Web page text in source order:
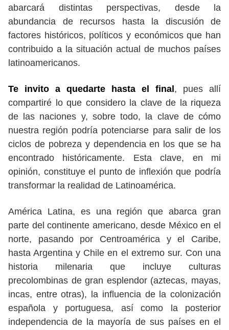
abarcará distintas perspectivas, desde la
abundancia de recursos hasta la discusión de
factores históricos, políticos y económicos que han
contribuido a la situación actual de muchos países
latinoamericanos.
Te invito a quedarte hasta el final , pues allí
compartiré lo que considero la clave de la riqueza
de las naciones y, sobre todo, la clave de cómo
nuestra región podría potenciarse para salir de los
ciclos de pobreza y dependencia en los que se ha
encontrado históricamente. Esta clave, en mi
opinión, constituye el punto de inflexión que podría
transformar la realidad de Latinoamérica.
América Latina, es una región que abarca gran
parte del continente americano, desde México en el
norte, pasando por Centroamérica y el Caribe,
hasta Argentina y Chile en el extremo sur. Con una
historia milenaria que incluye culturas
precolombinas de gran esplendor (aztecas, mayas,
incas, entre otras), la influencia de la colonización
española y portuguesa, así como la posterior
independencia de la mayoría de sus países en el